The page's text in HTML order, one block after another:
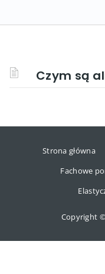
Czym są
Strona główna
Fachowe
Copyright